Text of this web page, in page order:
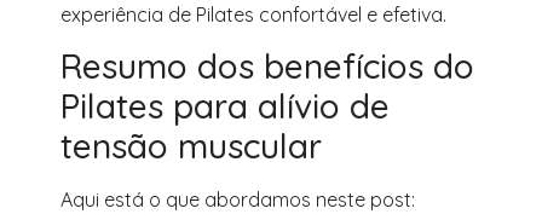
experiência de Pilates confortável e efetiva.
Resumo dos benefícios do
Pilates para alívio de
tensão muscular
Aqui está o que abordamos neste post: